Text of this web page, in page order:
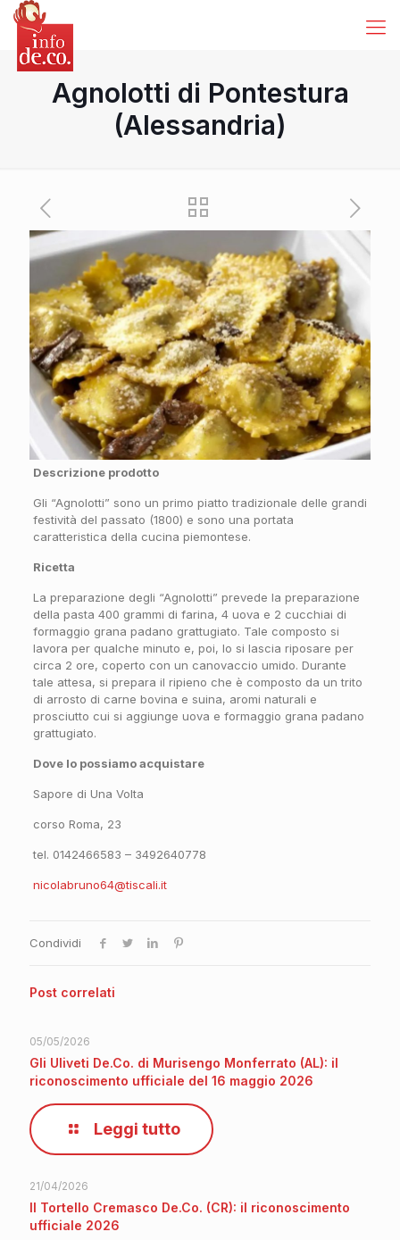
Agnolotti di Pontestura
(Alessandria)
Descrizione prodotto
Gli “Agnolotti” sono un primo piatto tradizionale delle grandi
festività del passato (1800) e sono una portata
caratteristica della cucina piemontese.
Ricetta
La preparazione degli “Agnolotti” prevede la preparazione
della pasta 400 grammi di farina, 4 uova e 2 cucchiai di
formaggio grana padano grattugiato. Tale composto si
lavora per qualche minuto e, poi, lo si lascia riposare per
circa 2 ore, coperto con un canovaccio umido. Durante
tale attesa, si prepara il ripieno che è composto da un trito
di arrosto di carne bovina e suina, aromi naturali e
prosciutto cui si aggiunge uova e formaggio grana padano
grattugiato.
Dove lo possiamo acquistare
Sapore di Una Volta
corso Roma, 23
tel. 0142466583 – 3492640778
nicolabruno64@tiscali.it
Condividi
Post correlati
05/05/2026
Gli Uliveti De.Co. di Murisengo Monferrato (AL): il
riconoscimento ufficiale del 16 maggio 2026
Leggi tutto
21/04/2026
Il Tortello Cremasco De.Co. (CR): il riconoscimento
ufficiale 2026